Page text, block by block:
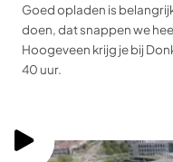
Goed opladen is
doen, dat snappen we
Hoogeveen krijg je bij
40 uur.